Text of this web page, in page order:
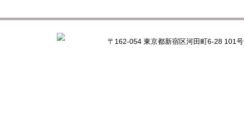
〒162-054 東京都新宿区河田町6-28 101号